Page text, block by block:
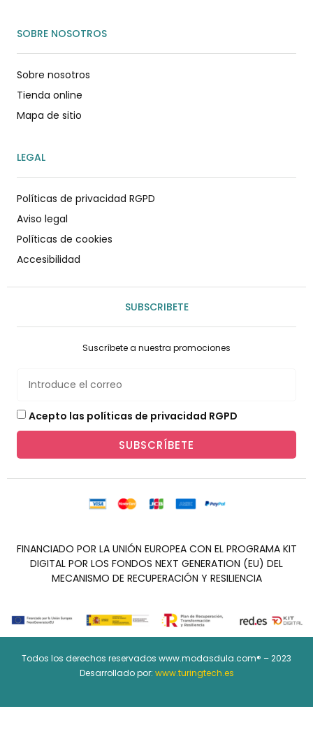
SOBRE NOSOTROS
Sobre nosotros
Tienda online
Mapa de sitio
LEGAL
Políticas de privacidad RGPD
Aviso legal
Políticas de cookies
Accesibilidad
SUBSCRIBETE
Suscríbete a nuestra promociones
Acepto las políticas de privacidad RGPD
SUBSCRÍBETE
FINANCIADO POR LA UNIÓN EUROPEA CON EL PROGRAMA KIT
DIGITAL POR LOS FONDOS NEXT GENERATION (EU) DEL
MECANISMO DE RECUPERACIÓN Y RESILIENCIA
Todos los derechos reservados www.modasdula.com® – 2023
Desarrollado por: www.turingtech.es